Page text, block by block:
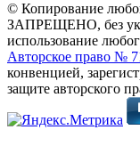
© Копирование
ЗАПРЕЩЕНО, без
использование
Авторское право №
конвенцией,
защите авторского